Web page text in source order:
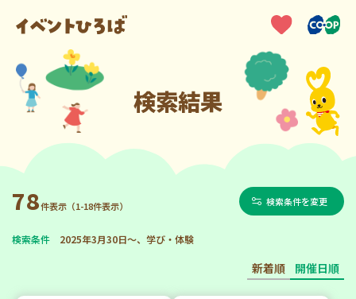
検索結果
78件表示（1-18件表示） 検索条件を変更
検索条件 2025年3月30日～、学び・体験
新着順 開催日順